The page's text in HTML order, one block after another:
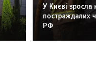
У Києві зросла
постраждалих
РФ